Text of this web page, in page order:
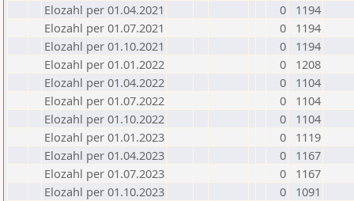
Elozahl per 01.04.2021
0
1194
Elozahl per 01.07.2021
0
1194
Elozahl per 01.10.2021
0
1194
Elozahl per 01.01.2022
0
1208
Elozahl per 01.04.2022
0
1104
Elozahl per 01.07.2022
0
1104
Elozahl per 01.10.2022
0
1104
Elozahl per 01.01.2023
0
1119
Elozahl per 01.04.2023
0
1167
Elozahl per 01.07.2023
0
1167
Elozahl per 01.10.2023
0
1091